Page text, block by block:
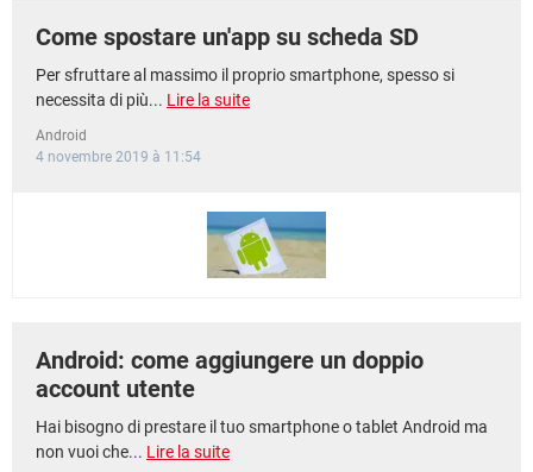
Come spostare un'app su scheda SD
Per sfruttare al massimo il proprio smartphone, spesso si
necessita di più... Lire la suite
Android
4 novembre 2019 à 11:54
Android: come aggiungere un doppio
account utente
Hai bisogno di prestare il tuo smartphone o tablet Android ma
non vuoi che... Lire la suite